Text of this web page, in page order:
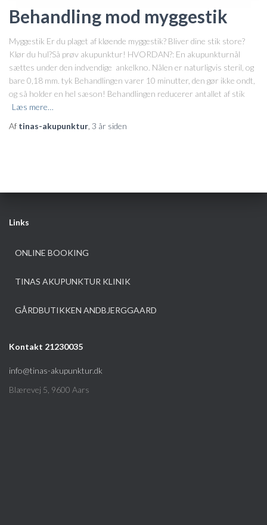
Behandling mod myggestik
Myggestik Er du plaget af kløende myggestik? Bliver dine stik store?
Klør du hul?Så prøv akupunktur! HVORDAN?: En akupunkturnål
sættes under den indvendige ankelkno. Nålen er naturligvis steril, og
bare 0,18 mm. tyk Behandlingen varer 10 minutter, den gør ikke ondt,
og så holder en hel sæson! Behandlingen reducerer antallet af stik
Læs mere…
Af tinas-akupunktur 3 år siden
Links
ONLINE BOOKING
TINAS AKUPUNKTUR KLINIK
GÅRDBUTIKKEN ANDBJERGGAARD
Kontakt 21230035
info@tinas-akupunktur.dk
Blærevej 5, 9600 Aars